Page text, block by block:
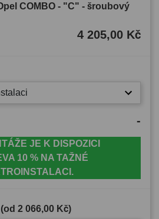
COMBO - "C" - šroubový
4 205,00 Kč
-
JE K DISPOZICI
10 % NA TAŽNÉ
2 066,00 Kč)